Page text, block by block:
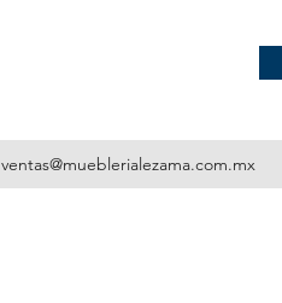
ventas@mueblerialezama.com.mx